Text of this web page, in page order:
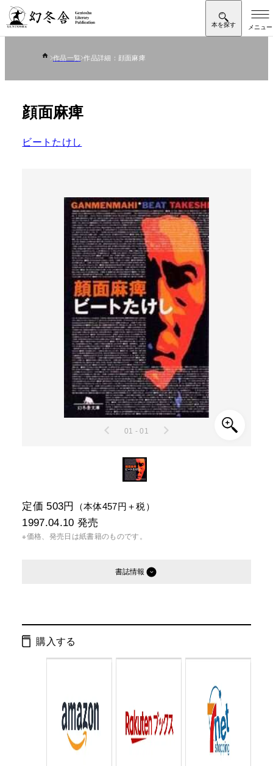
作品一覧 作品詳細：顔面麻痺
顔面麻痺
ビートたけし
01 - 01
定価 503円 （本体457円＋税）
1997.04.10 発売
※価格、発売日は紙書籍のものです。
書誌情報
ISBN： 9784877284398
判型：
購入する